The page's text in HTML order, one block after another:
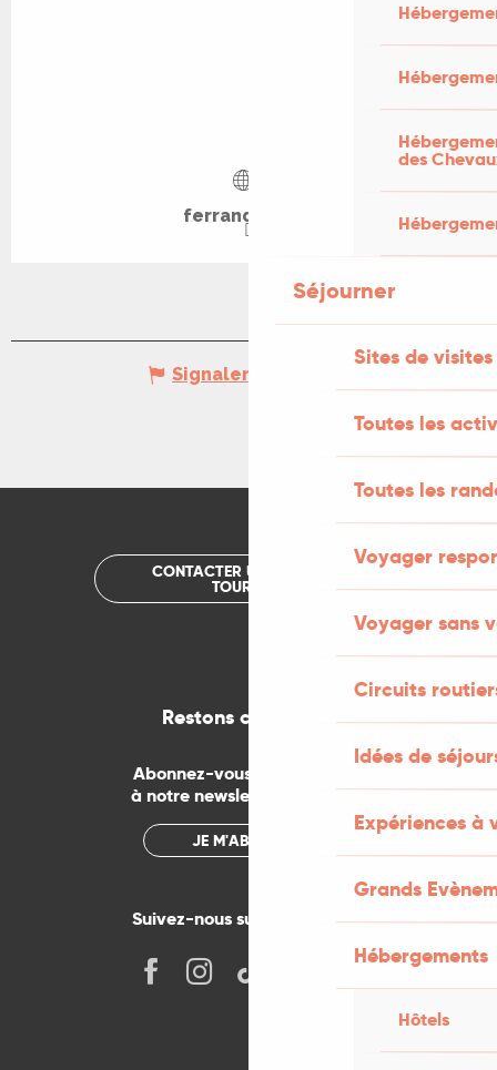
des
Séjourner
Sites de visites
Toutes les
Toutes les
Voyager
Voyager sans
Circuits
Idées de
Expériences à
Grands
Hébergements
Hôtels
ferrandou.org
Signaler une erreur
CONTACTER UN OFFICE DE
TOURISME
Restons connectés
Abonnez-vous gratuitement
à notre newsletter mensuelle
JE M'ABONNE
Suivez-nous sur les réseaux !